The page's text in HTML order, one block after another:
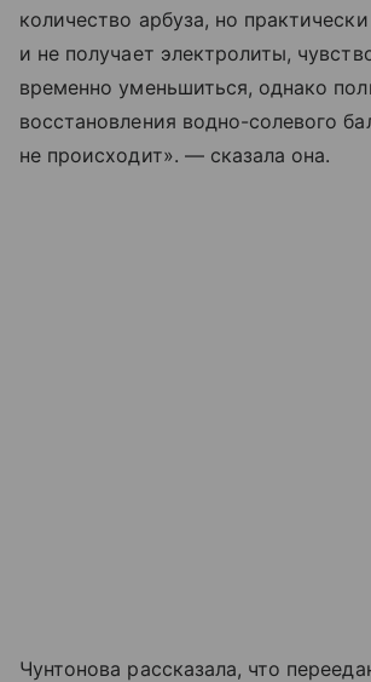
количество арбуза, но
и не получает электролиты,
временно уменьшиться, однако
восстановления водно-солевого
не происходит». — сказала она.
Чунтонова рассказала, что